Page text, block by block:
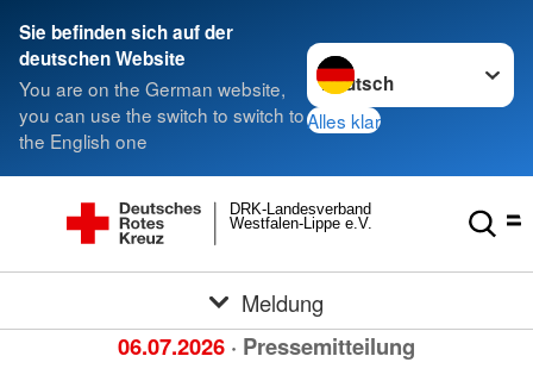
Sie befinden sich auf der
deutschen Website
You are on the German website,
you can use the switch to switch to
the English one
Sprache wechseln zu
Alles klar
Westfalen-Lippe e.V.
DRK-Landesverband
Meldung
06.07.2026 · Pressemitteilung